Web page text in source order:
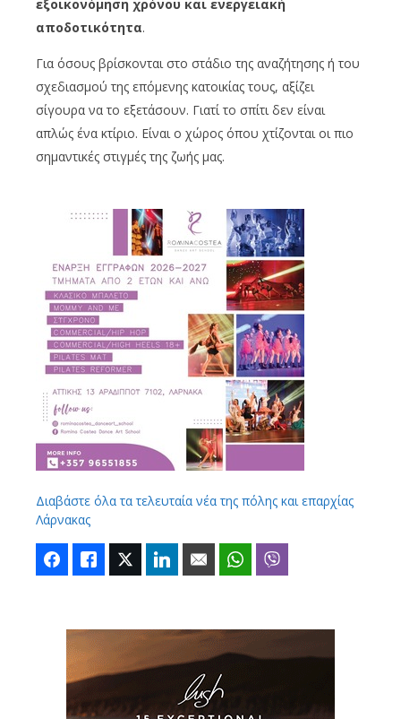
εξοικονόμηση χρόνου και ενεργειακή
αποδοτικότητα.
Για όσους βρίσκονται στο στάδιο της αναζήτησης ή του
σχεδιασμού της επόμενης κατοικίας τους, αξίζει
σίγουρα να το εξετάσουν. Γιατί το σπίτι δεν είναι
απλώς ένα κτίριο. Είναι ο χώρος όπου χτίζονται οι πιο
σημαντικές στιγμές της ζωής μας.
Διαβάστε όλα τα τελευταία νέα της πόλης και επαρχίας
Λάρνακας
FacebookLike Twitter LinkedIn Email WhatsApp